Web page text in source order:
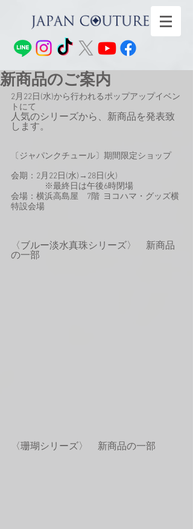
新商品のご案内
2月22日(水)から行われるポップアップイベン
トにて
人気のシリーズから、新商品を発表致
します。
〔ジャパンクチュール〕期間限定ショップ
会期：2月22日(水)→28日(火)
※最終日は午後6時閉場
会場：横浜高島屋　7階  ヨコハマ・グッズ横
特設会場
〈ブルー淡水真珠シリーズ〉　新商品
の一部
〈珊瑚シリーズ〉　新商品の一部